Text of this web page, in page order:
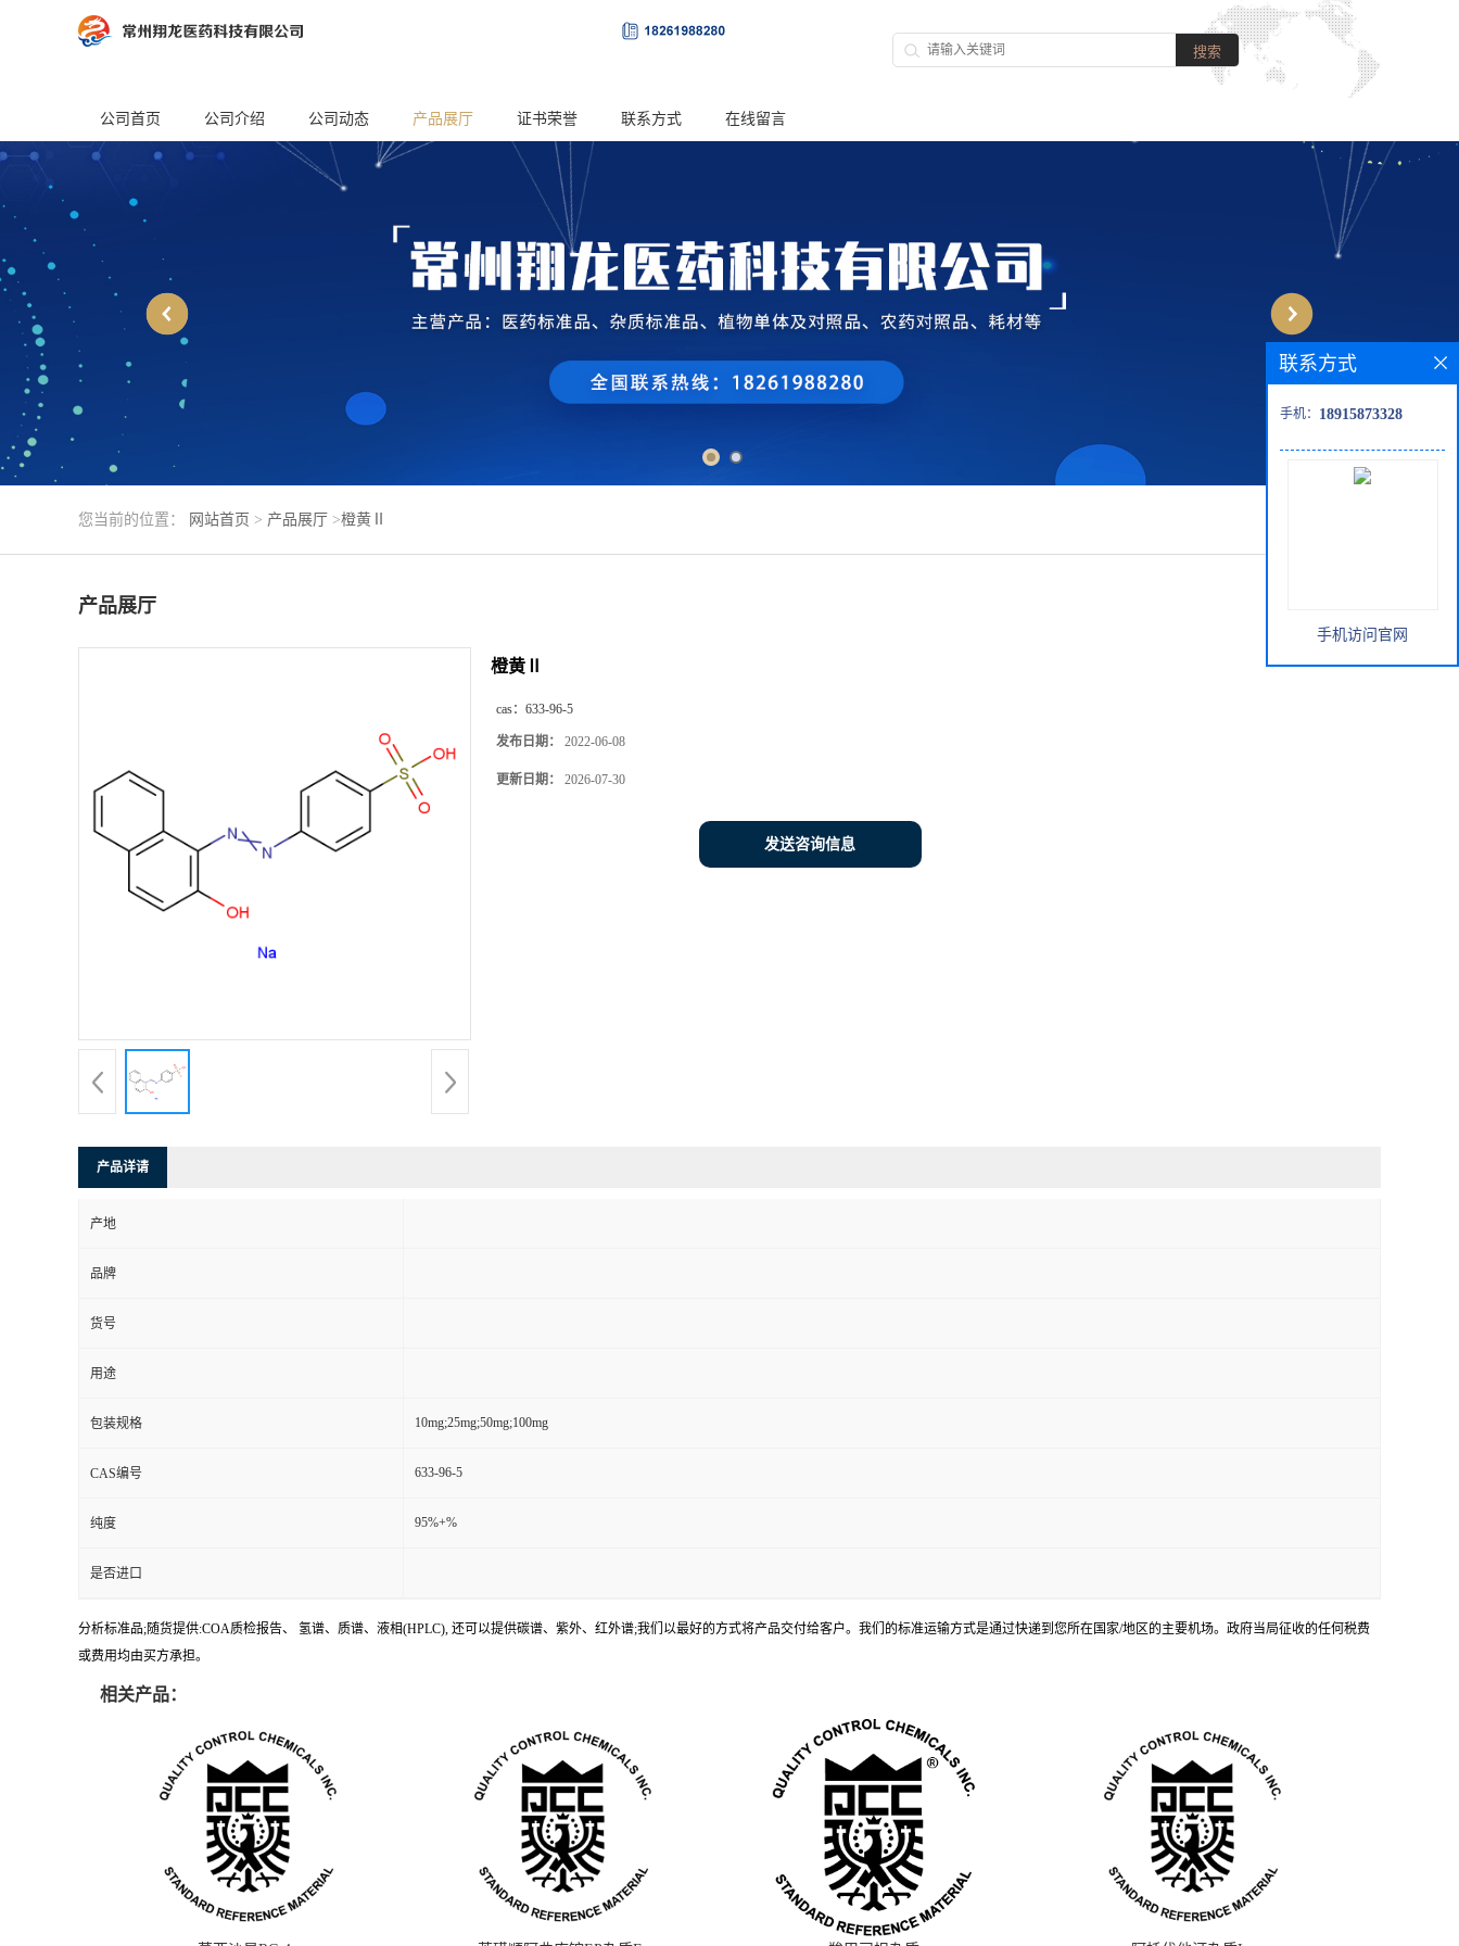
公司首页 公司介绍 公司动态 产品展厅 证书荣誉 联系方式 在线留言
您当前的位置： 网站首页 > 产品展厅 >橙黄Ⅱ
产品展厅
橙黄Ⅱ
cas： 633-96-5
发布日期： 2022-06-08
更新日期： 2026-07-30
发送咨询信息
产品详请
产地
品牌
货号
用途
包装规格 10mg;25mg;50mg;100mg
CAS编号 633-96-5
纯度 95%+%
是否进口
分析标准品;随货提供:COA质检报告、 氢谱、质谱、液相(HPLC), 还可以提供碳谱、紫外、红外谱;我们以最好的方式将产品交付给客户。我们的标准运输方式是通过快递到您所在国家/地区的主要机场。政府当局征收的任何税费
或费用均由买方承担。
相关产品：
联系方式
手机： 18915873328
手机访问官网